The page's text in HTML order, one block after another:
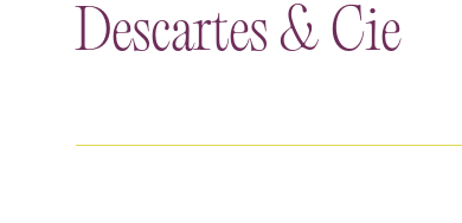
Descartes & Cie